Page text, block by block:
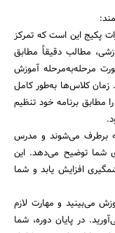
پکیج این است که تمرکز
مطالب دقیقاً مطابق
مرحله‌به‌مرحله آموزش
زمان کلاس‌ها به‌طور کامل
مطابق برنامه خود تنظیم
برطرف می‌شوند و مدرس
شما توضیح می‌دهد. این
افزایش یابد و شما
می‌بینید و مهارت لازم
در پایان دوره، شما